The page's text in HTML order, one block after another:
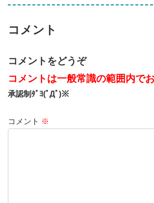
コメント
コメントをどうぞ
コメントは一般常識の範囲内で
承認制ﾀﾞﾖ(ﾟДﾟ)※
コメント ※